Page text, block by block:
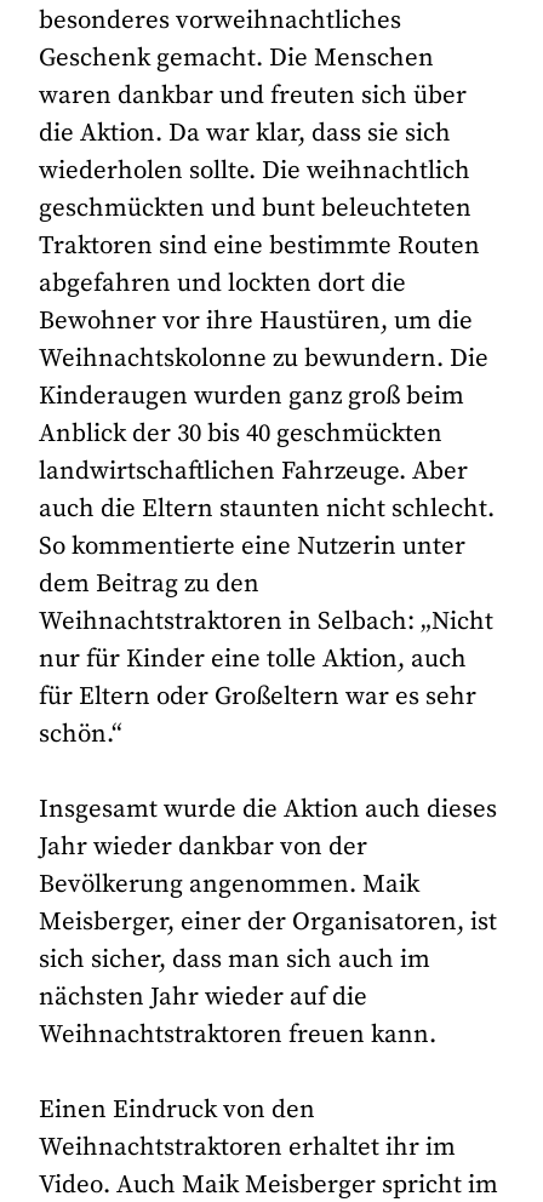
besonderes vorweihnachtliches
Geschenk gemacht. Die Menschen
waren dankbar und freuten sich über
die Aktion. Da war klar, dass sie sich
wiederholen sollte. Die weihnachtlich
geschmückten und bunt beleuchteten
Traktoren sind eine bestimmte Routen
abgefahren und lockten dort die
Bewohner vor ihre Haustüren, um die
Weihnachtskolonne zu bewundern. Die
Kinderaugen wurden ganz groß beim
Anblick der 30 bis 40 geschmückten
landwirtschaftlichen Fahrzeuge. Aber
auch die Eltern staunten nicht schlecht.
So kommentierte eine Nutzerin unter
dem Beitrag zu den
Weihnachtstraktoren in Selbach: „Nicht
nur für Kinder eine tolle Aktion, auch
für Eltern oder Großeltern war es sehr
schön.“
Insgesamt wurde die Aktion auch dieses
Jahr wieder dankbar von der
Bevölkerung angenommen. Maik
Meisberger, einer der Organisatoren, ist
sich sicher, dass man sich auch im
nächsten Jahr wieder auf die
Weihnachtstraktoren freuen kann.
Einen Eindruck von den
Weihnachtstraktoren erhaltet ihr im
Video. Auch Maik Meisberger spricht im